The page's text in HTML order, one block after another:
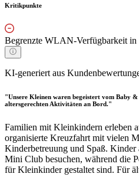
Kritikpunkte
Begrenzte WLAN-Verfügbarkeit in
KI-generiert aus
"Unsere Kleinen waren begeistert vom Baby
altersgerechten Aktivitäten an Bord."
Familien mit Kleinkindern erleben
organisierte Kreuzfahrt mit vielen
Kinderbetreuung und Spaß.
Mini Club besuchen, während die
für Kleinkinder gestaltet sind. Für